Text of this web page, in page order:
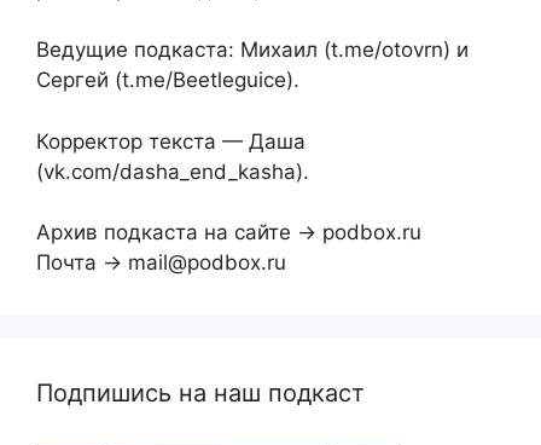
Ведущие подкаста: Михаил (t.me/otovrn) и
Сергей (t.me/Beetleguice).
Корректор текста — Даша
(vk.com/dasha_end_kasha).
Архив подкаста на сайте → podbox.ru
Почта → mail@podbox.ru
Подпишись на наш подкаст